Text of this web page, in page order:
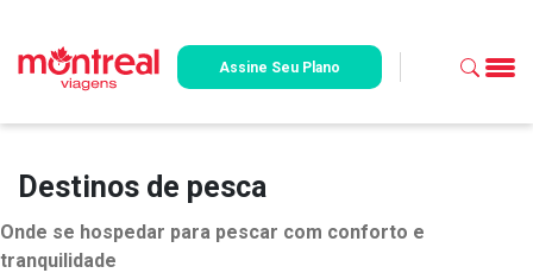
Assine Seu Plano
Destinos de pesca
Onde se hospedar para pescar com conforto e
tranquilidade